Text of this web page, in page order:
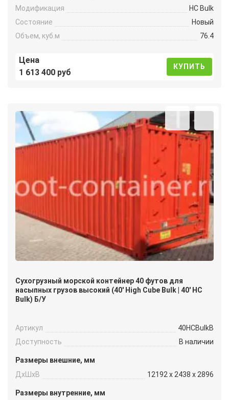
Модификация
HC Bulk
Состояние
Новый
Объем, куб.м
76.4
Цена
1 613 400 руб
КУПИТЬ
Сухогрузный морской контейнер 40 футов для
насыпных грузов высокий (40′ High Cube Bulk | 40′ HC
Bulk) Б/У
Артикул
40HCBulkB
Доступность
В наличии
Размеры внешние, мм
ДxШxВ
12192 x 2438 x 2896
Размеры внутренние, мм